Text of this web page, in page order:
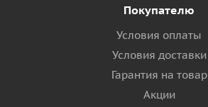
Покупателю
Условия оплаты
Условия доставки
Гарантия на товар
Акции